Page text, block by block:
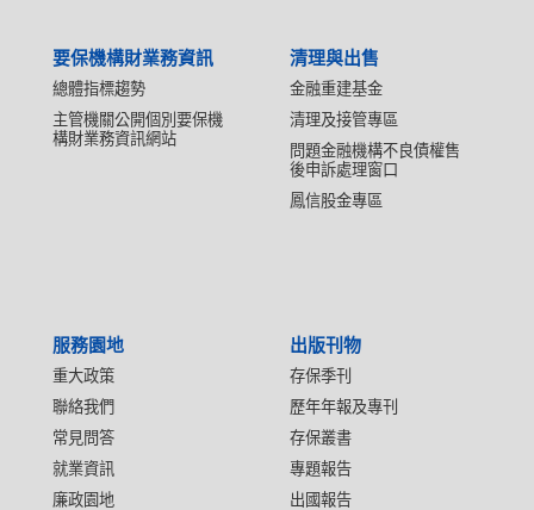
要保機構財業務資訊
總體指標趨勢
主管機關公開個別要保機
構財業務資訊網站
清理與出售
金融重建基金
清理及接管專區
問題金融機構不良債權售
後申訴處理窗口
鳳信股金專區
服務園地
重大政策
聯絡我們
常見問答
就業資訊
廉政園地
出版刊物
存保季刊
歷年年報及專刊
存保叢書
專題報告
出國報告